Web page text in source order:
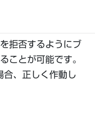
拒否するようにブ
ことが可能です。
、正しく作動し